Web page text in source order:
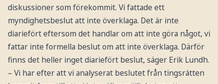
diskussioner som förekommit. Vi fattade ett
myndighetsbeslut att inte överklaga. Det är inte
diariefört eftersom det handlar om att inte göra något, vi
fattar inte formella beslut om att inte överklaga. Därför
finns det heller inget diariefört beslut, säger Erik Lundh.
– Vi har efter att vi analyserat beslutet från tingsrätten